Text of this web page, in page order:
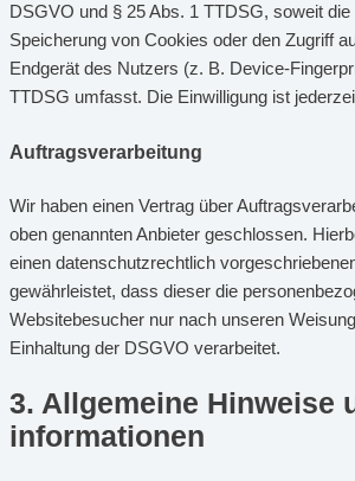
DSGVO und § 25 Abs. 1 TTDSG, soweit die
Speicherung von Cookies oder den Zugriff
Endgerät des Nutzers (z. B. Device-
TTDSG umfasst. Die Einwilligung ist
Auftragsverarbeitung
Wir haben einen Vertrag über
oben genannten Anbieter geschlossen.
einen datenschutzrechtlich
gewährleistet, dass dieser die
Websitebesucher nur nach unseren
Einhaltung der DSGVO verarbeitet.
3. Allgemeine Hinweise
informationen